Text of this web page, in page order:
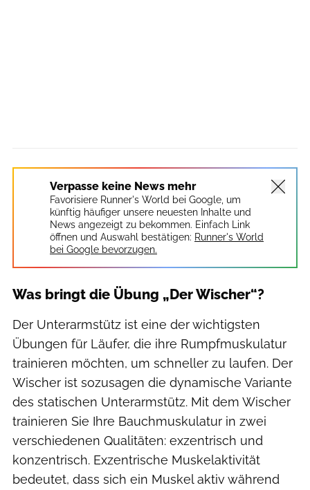
Verpasse keine News mehr
Favorisiere Runner's World bei Google, um
künftig häufiger unsere neuesten Inhalte und
News angezeigt zu bekommen. Einfach Link
öffnen und Auswahl bestätigen: Runner's World
bei Google bevorzugen.
Was bringt die Übung „Der Wischer“?
Der Unterarmstütz ist eine der wichtigsten
Übungen für Läufer, die ihre Rumpfmuskulatur
trainieren möchten, um schneller zu laufen. Der
Wischer ist sozusagen die dynamische Variante
des statischen Unterarmstütz. Mit dem Wischer
trainieren Sie Ihre Bauchmuskulatur in zwei
verschiedenen Qualitäten: exzentrisch und
konzentrisch. Exzentrische Muskelaktivität
bedeutet, dass sich ein Muskel aktiv während